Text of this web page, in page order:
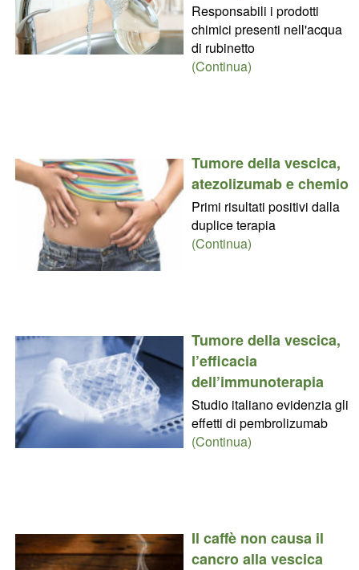
Responsabili i prodotti
chimici presenti nell'acqua
di rubinetto
(Continua)
Tumore della vescica,
atezolizumab e chemio
Primi risultati positivi dalla
duplice terapia
(Continua)
Tumore della vescica,
l’efficacia
dell’immunoterapia
Studio italiano evidenzia gli
effetti di pembrolizumab
(Continua)
Il caffè non causa il
cancro alla vescica